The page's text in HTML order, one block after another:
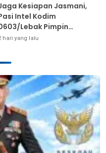
Kesiapan Jasmani,
Intel Kodim
Lebak Pimpin
Fisik Rutin
hari yang lalu